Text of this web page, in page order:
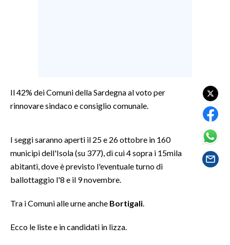
SPORT IN SARDEGNA
CALCIO
CALCIO REGIONALE
MOTORI
Il 42% dei Comuni della Sardegna al voto per
rinnovare sindaco e consiglio comunale.
I seggi saranno aperti il 25 e 26 ottobre in 160
municipi dell'Isola (su 377), di cui 4 sopra i 15mila
abitanti, dove è previsto l'eventuale turno di
ballottaggio l'8 e il 9 novembre.
Tra i Comuni alle urne anche Bortigali.
Ecco le liste e in candidati in lizza.